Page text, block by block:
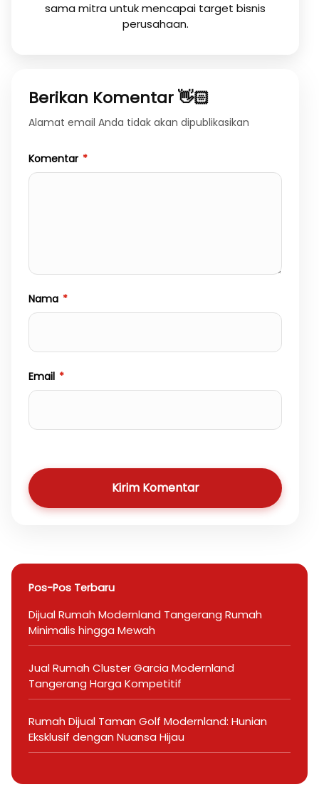
sama mitra untuk mencapai target bisnis
perusahaan.
Berikan Komentar 👋🏻
Alamat email Anda tidak akan dipublikasikan
Komentar *
Nama *
Email *
Kirim Komentar
Pos-Pos Terbaru
Dijual Rumah Modernland Tangerang Rumah
Minimalis hingga Mewah
Jual Rumah Cluster Garcia Modernland
Tangerang Harga Kompetitif
Rumah Dijual Taman Golf Modernland: Hunian
Eksklusif dengan Nuansa Hijau